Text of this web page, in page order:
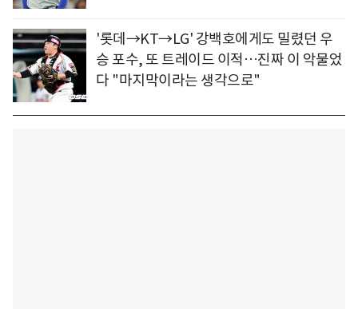
'롯데→KT→LG' 강백호에게도 밀렸던 우
승 포수, 또 트레이드 이적…진짜 이 악물었
다 "마지막이라는 생각으로"